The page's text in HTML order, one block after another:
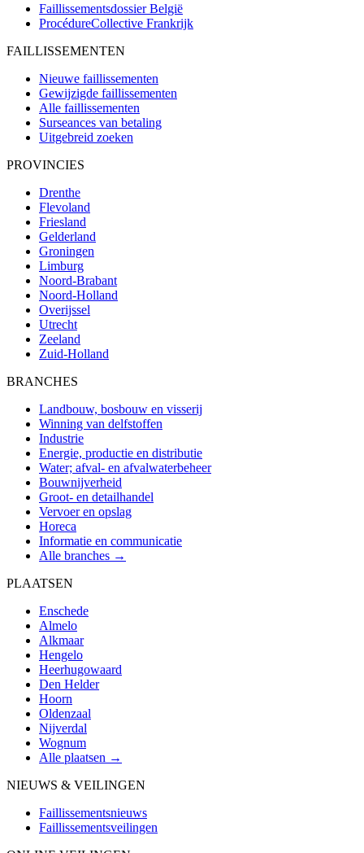
Faillissementsdossier België
ProcédureCollective Frankrijk
FAILLISSEMENTEN
Nieuwe faillissementen
Gewijzigde faillissementen
Alle faillissementen
Surseances van betaling
Uitgebreid zoeken
PROVINCIES
Drenthe
Flevoland
Friesland
Gelderland
Groningen
Limburg
Noord-Brabant
Noord-Holland
Overijssel
Utrecht
Zeeland
Zuid-Holland
BRANCHES
Landbouw, bosbouw en visserij
Winning van delfstoffen
Industrie
Energie, productie en distributie
Water; afval- en afvalwaterbeheer
Bouwnijverheid
Groot- en detailhandel
Vervoer en opslag
Horeca
Informatie en communicatie
Alle branches →
PLAATSEN
Enschede
Almelo
Alkmaar
Hengelo
Heerhugowaard
Den Helder
Hoorn
Oldenzaal
Nijverdal
Wognum
Alle plaatsen →
NIEUWS & VEILINGEN
Faillissementsnieuws
Faillissementsveilingen